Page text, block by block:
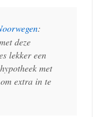
:
deze
lekker een
met
extra in te